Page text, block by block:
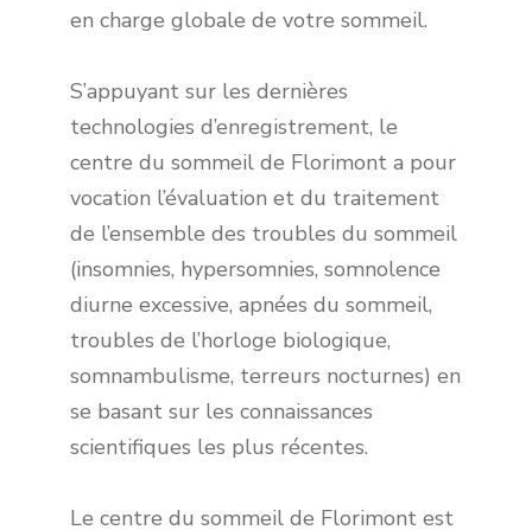
en charge globale de votre sommeil.
S’appuyant sur les dernières
technologies d’enregistrement, le
centre du sommeil de Florimont a pour
vocation l’évaluation et du traitement
de l’ensemble des troubles du sommeil
(insomnies, hypersomnies, somnolence
diurne excessive, apnées du sommeil,
troubles de l’horloge biologique,
somnambulisme, terreurs nocturnes) en
se basant sur les connaissances
scientifiques les plus récentes.
Le centre du sommeil de Florimont est